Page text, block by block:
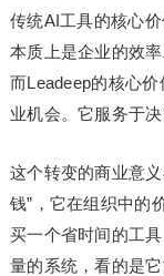
传统AI工具的核心
本质上是企业的效率
而Leadeep的核心
业机会。它服务于决
这个转变的商业意
钱”，它在组织中的
买一个省时间的工
量的系统，看的是